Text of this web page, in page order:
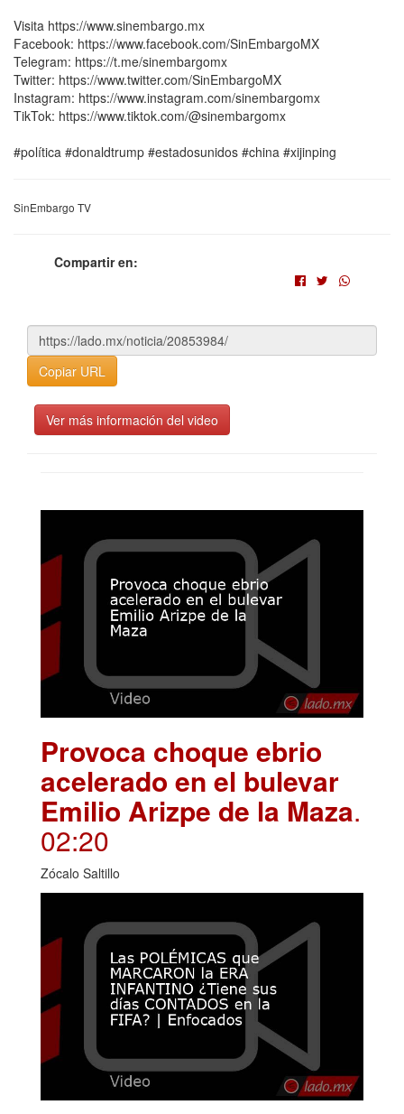
Visita https://www.sinembargo.mx
Facebook: https://www.facebook.com/SinEmbargoMX
Telegram: https://t.me/sinembargomx
Twitter: https://www.twitter.com/SinEmbargoMX
Instagram: https://www.instagram.com/sinembargomx
TikTok: https://www.tiktok.com/@sinembargomx
#política #donaldtrump #estadosunidos #china #xijinping
SinEmbargo TV
Compartir en:
Copiar URL
Ver más información del video
Provoca choque ebrio
acelerado en el bulevar
Emilio Arizpe de la Maza.
02:20
Zócalo Saltillo